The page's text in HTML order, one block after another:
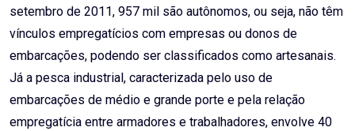
setembro de 2011, 957 mil são autônomos, ou seja, não têm
vínculos empregatícios com empresas ou donos de
embarcações, podendo ser classificados como artesanais.
Já a pesca industrial, caracterizada pelo uso de
embarcações de médio e grande porte e pela relação
empregatícia entre armadores e trabalhadores, envolve 40